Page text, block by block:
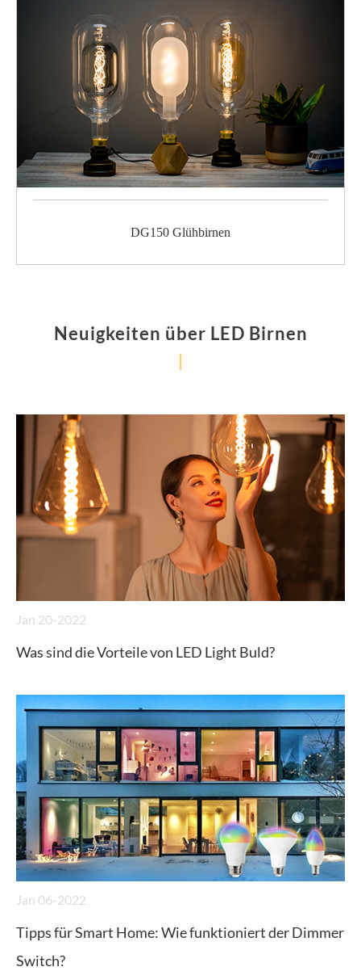
DG150 Glühbirnen
Neuigkeiten über LED Birnen
Jan 20-2022
Was sind die Vorteile von LED Light Buld?
Jan 06-2022
Tipps für Smart Home: Wie funktioniert der Dimmer
Switch?